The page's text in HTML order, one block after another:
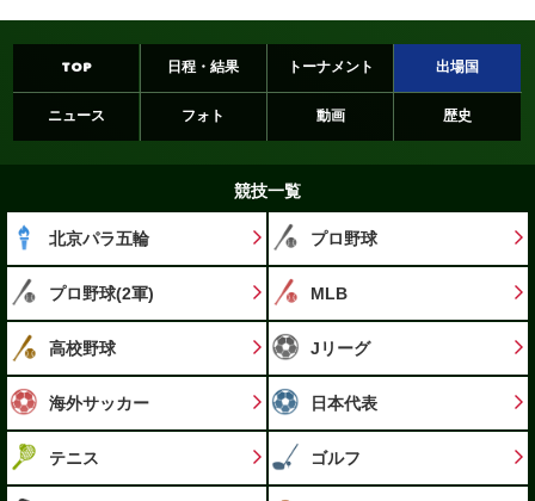
TOP 日程・結果 トーナメント 出場国
ニュース フォト 動画 歴史
競技一覧
北京パラ五輪 プロ野球
プロ野球(2軍) MLB
高校野球 Jリーグ
海外サッカー 日本代表
テニス ゴルフ